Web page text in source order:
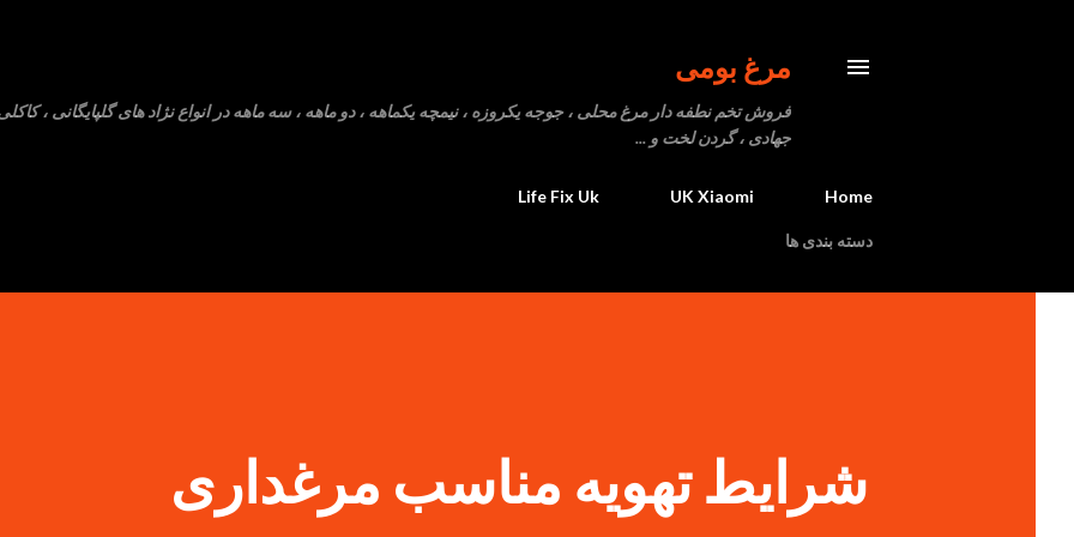
مرغ بومی
فروش تخم نطفه دار مرغ محلی ، جوجه یکروزه ، نیمچه یکماهه ، دو ماهه ، سه ماهه در انواع نژاد های گلپایگانی ،
جهادی ، گردن لخت و ...
Home
UK Xiaomi
Life Fix Uk
دسته بندی ها
شرایط تهویه مناسب مرغداری